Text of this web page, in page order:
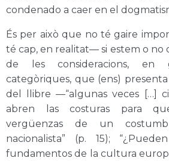
condenado a caer en el
És per això que no té gaire
té cap, en realitat— si estem o no
de les consideracions, en
categòriques, que (ens)
del llibre —“algunas veces […]
abren las costuras para
vergüenzas de un
nacionalista” (p. 15);
fundamentos de la cultura